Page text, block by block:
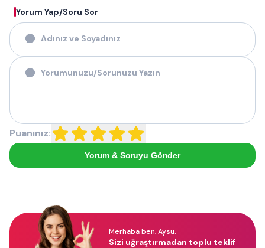
Yorum Yap/Soru Sor
Puanınız:
Yorum & Soruyu Gönder
Merhaba ben, Aysu.
Sizi uğraştırmadan toplu teklif